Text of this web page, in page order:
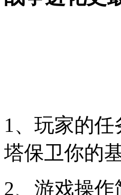
1、玩家的
塔保卫你的
2、游戏操